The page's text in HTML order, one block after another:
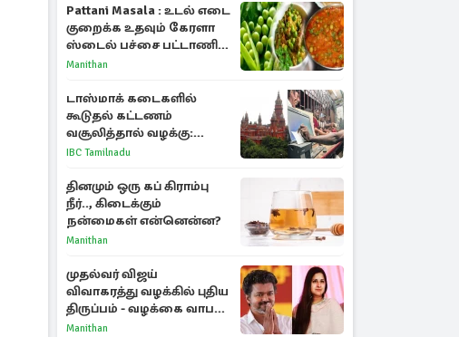
Pattani Masala : உடல் எடை
குறைக்க உதவும் கேரளா
ஸ்டைல் பச்சை பட்டாணி
கிரேவி
Manithan
டாஸ்மாக் கடைகளில்
கூடுதல் கட்டணம்
வசூலித்தால் வழக்கு:
சென்னை உயர்நீதிமன்றம்
IBC Tamilnadu
தினமும் ஒரு கப் கிராம்பு
நீர்.., கிடைக்கும்
நன்மைகள் என்னென்ன?
Manithan
முதல்வர் விஜய்
விவாகரத்து வழக்கில் புதிய
திருப்பம் - வழக்கை வாபஸ்
பெற்ற சங்கீதா!
Manithan